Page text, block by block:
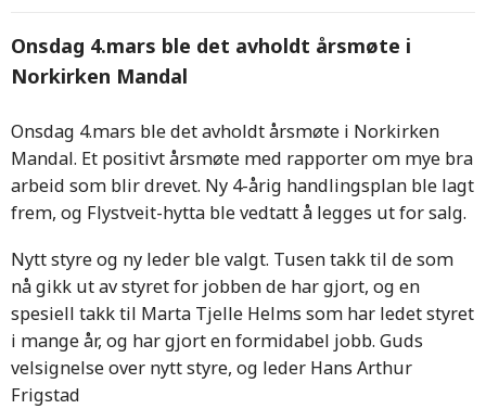
Onsdag 4.mars ble det avholdt årsmøte i
Norkirken Mandal
Onsdag 4.mars ble det avholdt årsmøte i Norkirken
Mandal. Et positivt årsmøte med rapporter om mye bra
arbeid som blir drevet. Ny 4-årig handlingsplan ble lagt
frem, og Flystveit-hytta ble vedtatt å legges ut for salg.
Nytt styre og ny leder ble valgt. Tusen takk til de som
nå gikk ut av styret for jobben de har gjort, og en
spesiell takk til Marta Tjelle Helms som har ledet styret
i mange år, og har gjort en formidabel jobb. Guds
velsignelse over nytt styre, og leder Hans Arthur
Frigstad